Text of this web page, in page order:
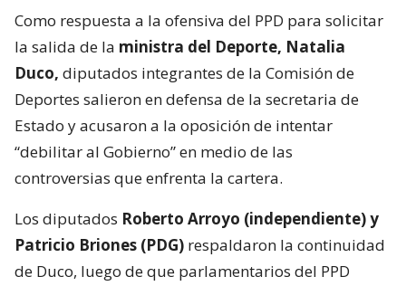
Como respuesta a la ofensiva del PPD para solicitar
la salida de la ministra del Deporte, Natalia
Duco, diputados integrantes de la Comisión de
Deportes salieron en defensa de la secretaria de
Estado y acusaron a la oposición de intentar
“debilitar al Gobierno” en medio de las
controversias que enfrenta la cartera.
Los diputados Roberto Arroyo (independiente) y
Patricio Briones (PDG) respaldaron la continuidad
de Duco, luego de que parlamentarios del PPD